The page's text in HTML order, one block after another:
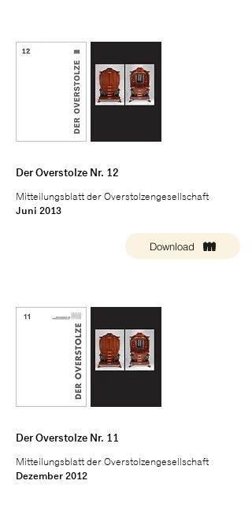
Der Overstolze Nr. 12
Mitteilungsblatt der Overstolzengesellschaft
Juni 2013
Download
Der Overstolze Nr. 11
Mitteilungsblatt der Overstolzengesellschaft
Dezember 2012